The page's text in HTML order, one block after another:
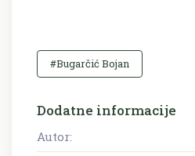
#Bugarčić Bojan
Dodatne informacije
Autor: